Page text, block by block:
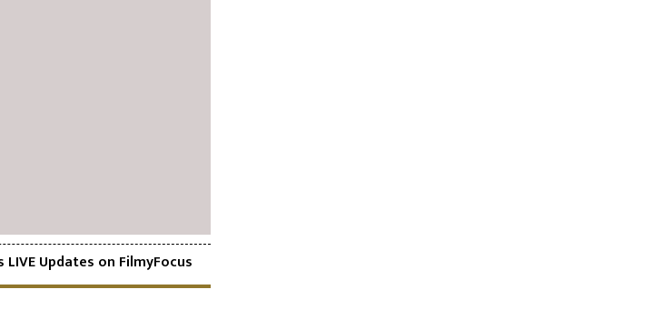
LIVE Updates on FilmyFocus